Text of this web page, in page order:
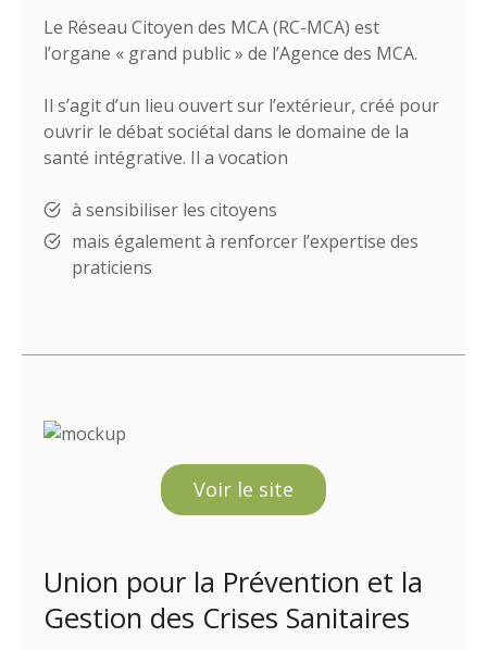
Le Réseau Citoyen des MCA (RC-MCA) est
l’organe « grand public » de l’Agence des MCA.
Il s’agit d’un lieu ouvert sur l’extérieur, créé pour
ouvrir le débat sociétal dans le domaine de la
santé intégrative. Il a vocation
à sensibiliser les citoyens
mais également à renforcer l’expertise des
praticiens
Voir le site
Union pour la Prévention et la
Gestion des Crises Sanitaires